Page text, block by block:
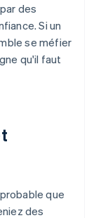
des
Si un
se méfier
qu'il faut
que
des